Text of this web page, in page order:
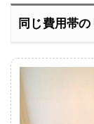
同じ費用帯